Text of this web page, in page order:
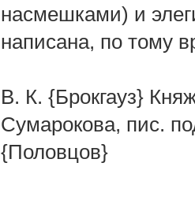
насмешками) и
написана, по тому
В. К. {Брокгауз}
Сумарокова, пис.
{Половцов}